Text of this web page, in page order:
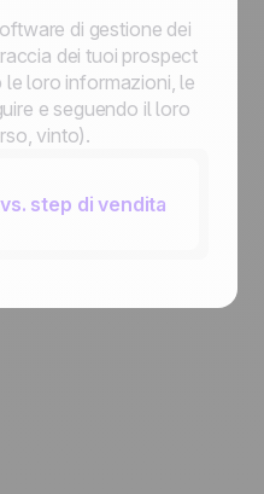
di gestione dei
dei tuoi prospect
le loro informazioni, le
e seguendo il loro
vinto).
step di vendita